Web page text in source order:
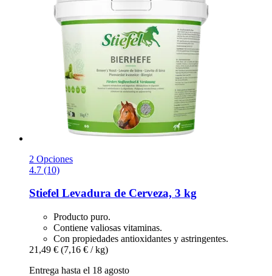
2 Opciones
4.7 (10)
Stiefel Levadura de Cerveza, 3 kg
Producto puro.
Contiene valiosas vitaminas.
Con propiedades antioxidantes y astringentes.
21,49 € (7,16 € / kg)
Entrega hasta el 18 agosto